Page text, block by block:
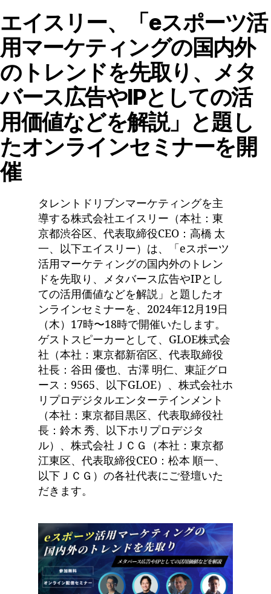
エイスリー、「eスポーツ活
用マーケティングの国内外
のトレンドを先取り、メタ
バース広告やIPとしての活
用価値などを解説」と題し
たオンラインセミナーを開
催
タレントドリブンマーケティングを主
導する株式会社エイスリー（本社：東
京都渋谷区、代表取締役CEO：高橋 太
一、以下エイスリー）は、「eスポーツ
活用マーケティングの国内外のトレン
ドを先取り、メタバース広告やIPとし
ての活用価値などを解説」と題したオ
ンラインセミナーを、2024年12月19日
（木）17時〜18時で開催いたします。
ゲストスピーカーとして、GLOE株式会
社（本社：東京都新宿区、代表取締役
社長：谷田 優也、古澤 明仁、東証グロ
ース：9565、以下GLOE）、株式会社ホ
リプロデジタルエンターテインメント
（本社：東京都目黒区、代表取締役社
長：鈴木 秀、以下ホリプロデジタ
ル）、株式会社ＪＣＧ（本社：東京都
江東区、代表取締役CEO：松本 順一、
以下ＪＣＧ）の各社代表にご登壇いた
だきます。